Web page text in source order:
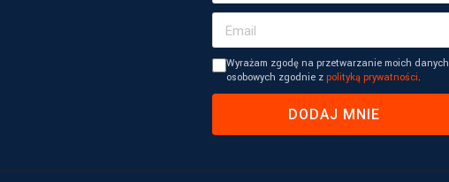
Wyrażam zgodę na przetwarzanie moich danych
osobowych zgodnie z polityką prywatności.
DODAJ MNIE